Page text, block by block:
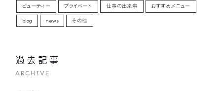
ビューティー プライベート 仕事の出来事 おすすめメニュー
blog news その他
過去記事
ARCHIVE